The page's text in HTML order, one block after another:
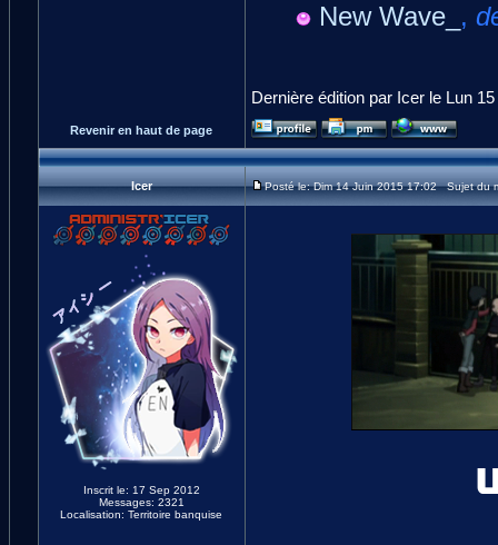
New Wave_ ,
Dernière édition par Icer le Lun
Revenir en haut de page
Icer Posté le: Dim 14 Juin 2015 17:02 Sujet du
Inscrit le: 17 Sep 2012
Messages: 2321
Localisation: Territoire banquise